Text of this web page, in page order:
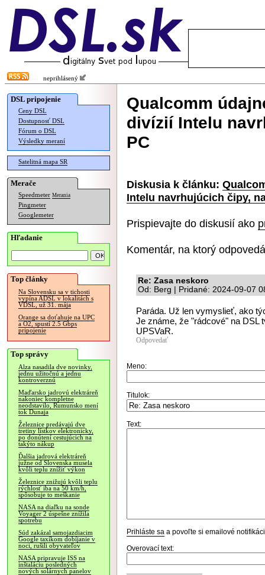
neprihlásený
DSL pripojenie
Ceny DSL
Dostupnosť DSL
Fórum o DSL
Výsledky meraní
Satelitná mapa SR
Merače
Speedmeter Merania
Pingmeter
Googlemeter
Hľadanie
Top články
Na Slovensku sa v tichosti
vypína ADSL v lokalitách s
VDSL, už 31. mája
Orange sa doťahuje na UPC
a O2, spustí 2.5 Gbps
pripojenie
Top správy
Alza nasadila dve novinky,
jednu užitočnú a jednu
kontroverznú
Maďarsko jadrovú elektráreň
nakoniec kompletne
neodstavilo, Rumunsko mení
tok Dunaja
Železnice predávajú dve
tretiny lístkov elektronicky,
po donútení cestujúcich na
takýto nákup
Ďalšia jadrová elektráreň
južne od Slovenska musela
kvôli teplu znížiť výkon
Železnice znižujú kvôli teplu
rýchlosť iba na 50 km/h,
spôsobuje to meškanie
NASA na diaľku na sonde
Voyager 2 úspešne znížila
spotrebu
Súd zakázal samojazdiacim
Google taxíkom dobíjanie v
noci, rušili obyvateľov
NASA pripravuje ISS na
inštaláciu posledných
nových solárnych panelov
Qualcomm
divízií Intelu
PC
Diskusia k článku:
Intelu navrhujúcich čipy,
Prispievajte do diskusií ako
Komentár, na ktorý
Re: Zasa neskoro
Od: Berg | Pridané: 2024-09-07
Paráda. Už len vymyslieť, ako
Je známe, že "rádcové" na DSL
UPSVaR.
Odpovedať
Meno:
Titulok:
Text:
Prihláste sa a povoľte si emailové
Overovací text: